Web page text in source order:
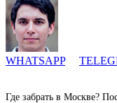
WHATSAPP
Где забрать в Москве?